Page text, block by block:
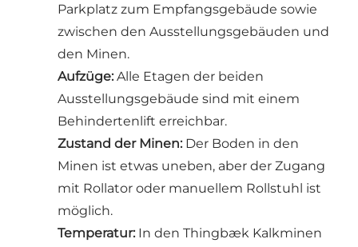
Parkplatz zum Empfangsgebäude sowie
zwischen den Ausstellungsgebäuden und
den Minen.
Aufzüge: Alle Etagen der beiden
Ausstellungsgebäude sind mit einem
Behindertenlift erreichbar.
Zustand der Minen: Der Boden in den
Minen ist etwas uneben, aber der Zugang
mit Rollator oder manuellem Rollstuhl ist
möglich.
Temperatur: In den Thingbæk Kalkminen